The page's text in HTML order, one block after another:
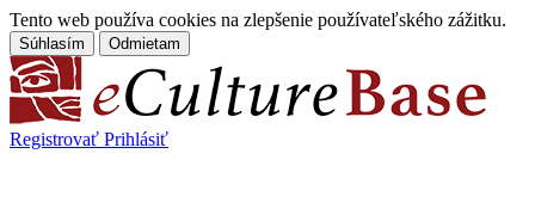
Tento web používa cookies na zlepšenie používateľského zážitku.
Súhlasím Odmietam
Registrovať Prihlásiť